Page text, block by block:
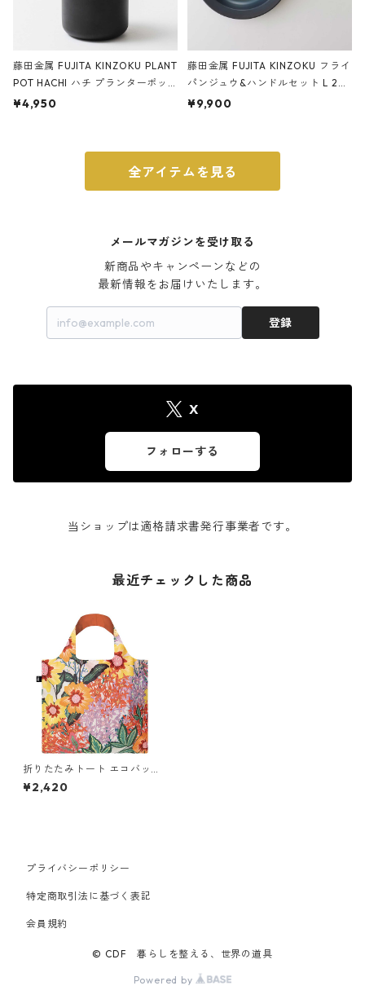
藤田金属 FUJITA KINZOKU PLANT
POT HACHI ハチ プランターポッ
ト 3号 ブラック
¥4,950
藤田金属 FUJITA KINZOKU フライ
パンジュウ&ハンドルセット L 24c
m ガス火・IH対応 鉄フライパン
¥9,900
全アイテムを見る
メールマガジンを受け取る
新商品やキャンペーンなどの
最新情報をお届けいたします。
登録
X
フォローする
当ショップは適格請求書発行事業者です。
最近チェックした商品
折りたたみトート エコバッグ
撥水加工 LOQI Recycled Bag
ローキー 大きめ トートバッグ
¥2,420
プライバシーポリシー
特定商取引法に基づく表記
会員規約
© CDF 暮らしを整える、世界の道具
Powered by